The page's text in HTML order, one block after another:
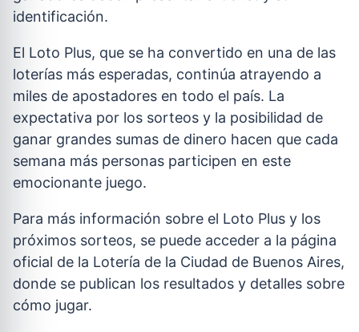
identificación.
El Loto Plus, que se ha convertido en una de las
loterías más esperadas, continúa atrayendo a
miles de apostadores en todo el país. La
expectativa por los sorteos y la posibilidad de
ganar grandes sumas de dinero hacen que cada
semana más personas participen en este
emocionante juego.
Para más información sobre el Loto Plus y los
próximos sorteos, se puede acceder a la página
oficial de la Lotería de la Ciudad de Buenos Aires,
donde se publican los resultados y detalles sobre
cómo jugar.